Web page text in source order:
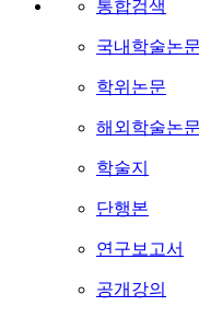
통합검색
국내학술논문
학위논문
해외학술논문
학술지
단행본
연구보고서
공개강의